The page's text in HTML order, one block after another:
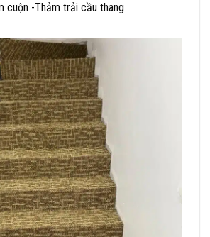
cuộn -Thảm trải cầu thang